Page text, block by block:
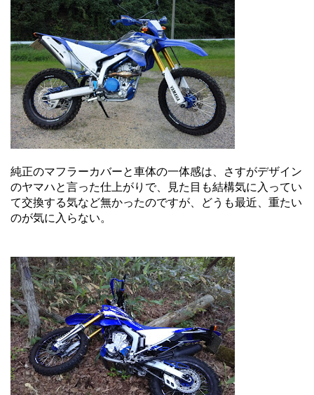
純正のマフラーカバーと車体の一体感は、さすがデザイン
のヤマハと言った仕上がりで、見た目も結構気に入ってい
て交換する気など無かったのですが、どうも最近、重たい
のが気に入らない。